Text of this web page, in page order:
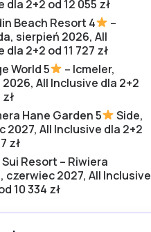
dla 2+2 od 12 055 zł
Beach Resort 4
–
sierpień 2026, All
dla 2+2 od 11 727 zł
World 5
– Icmeler,
All Inclusive dla 2+2
Hane Garden 5
Side,
2027, All Inclusive dla 2+2
zł
Resort – Riwiera
czerwiec 2027, All Inclusive
10 334 zł